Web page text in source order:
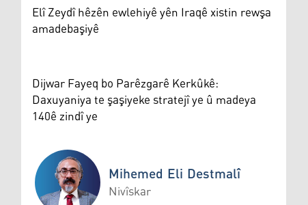
Elî Zeydî hêzên ewlehiyê yên Iraqê xistin rewşa
amadebaşiyê
Dijwar Fayeq bo Parêzgarê Kerkûkê:
Daxuyaniya te şaşiyeke stratejî ye û madeya
140ê zindî ye
Mihemed Eli Destmalî
Nivîskar